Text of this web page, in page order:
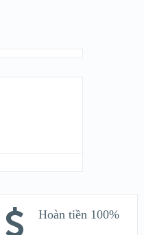
Hoàn tiền 100%